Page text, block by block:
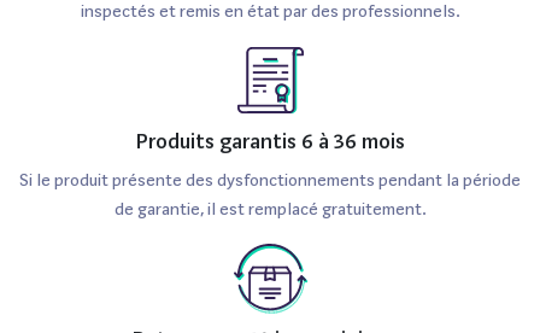
inspectés et remis en état par des professionnels.
Produits garantis 6 à 36 mois
Si le produit présente des dysfonctionnements pendant la période
de garantie, il est remplacé gratuitement.